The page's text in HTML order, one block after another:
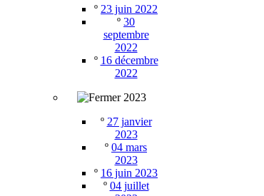
º 23 juin 2022
º 30
septembre
2022
º 16 décembre
2022
2023
º 27 janvier
2023
º 04 mars
2023
º 16 juin 2023
º 04 juillet